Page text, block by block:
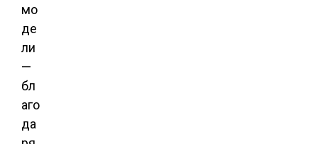
мо
де
ли
—
бл
аго
да